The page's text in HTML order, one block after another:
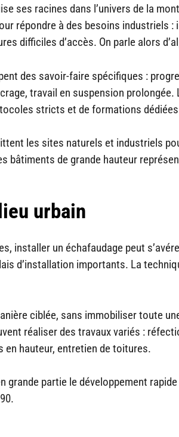
ses racines dans l’univers de la
répondre à des besoins industriels
difficiles d’accès. On parle alors
des savoir-faire spécifiques :
travail en suspension
stricts et de formations
les sites naturels et industriels
bâtiments de grande hauteur
urbain
installer un échafaudage peut
d’installation importants. La
ciblée, sans immobiliser toute
réaliser des travaux variés :
en hauteur, entretien de toitures.
grande partie le développement